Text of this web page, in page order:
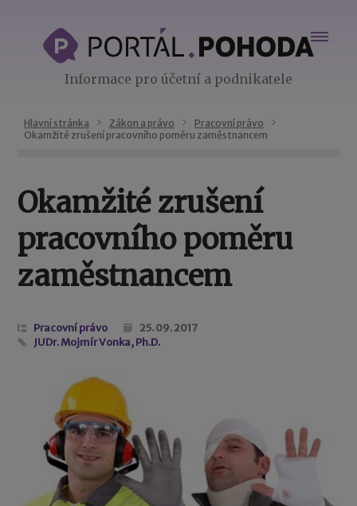
Informace pro účetní a podnikatele
Hlavní stránka Zákon a právo
Pracovní právo
Okamžité zrušení pracovního poměru zaměstnancem
Okamžité zrušení
pracovního poměru
zaměstnancem
Pracovní právo
25. 09. 2017
JUDr. Mojmír Vonka, Ph.D.